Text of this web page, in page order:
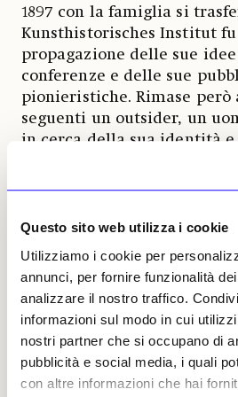
Questo sito web utilizza i cookie
Utilizziamo i cookie per
annunci, per fornire funzionalità
analizzare il nostro traffico.
informazioni sul modo in cui
nostri partner che si occupano di
pubblicità e social media, i quali
con altre informazioni che hai
1897 con la famiglia si
Kunsthistorisches Institut
propagazione delle sue
conferenze e delle sue
pionieristiche. Rimase però
seguenti un outsider, un
in cerca della sua identità e
mondo, sempre pieno di
cominciò a franare con
tornare in Germania per
Per una decina d’anni fu
istituti psichiatrici e gli fu
cuore si fermò
successe dopo è parte della